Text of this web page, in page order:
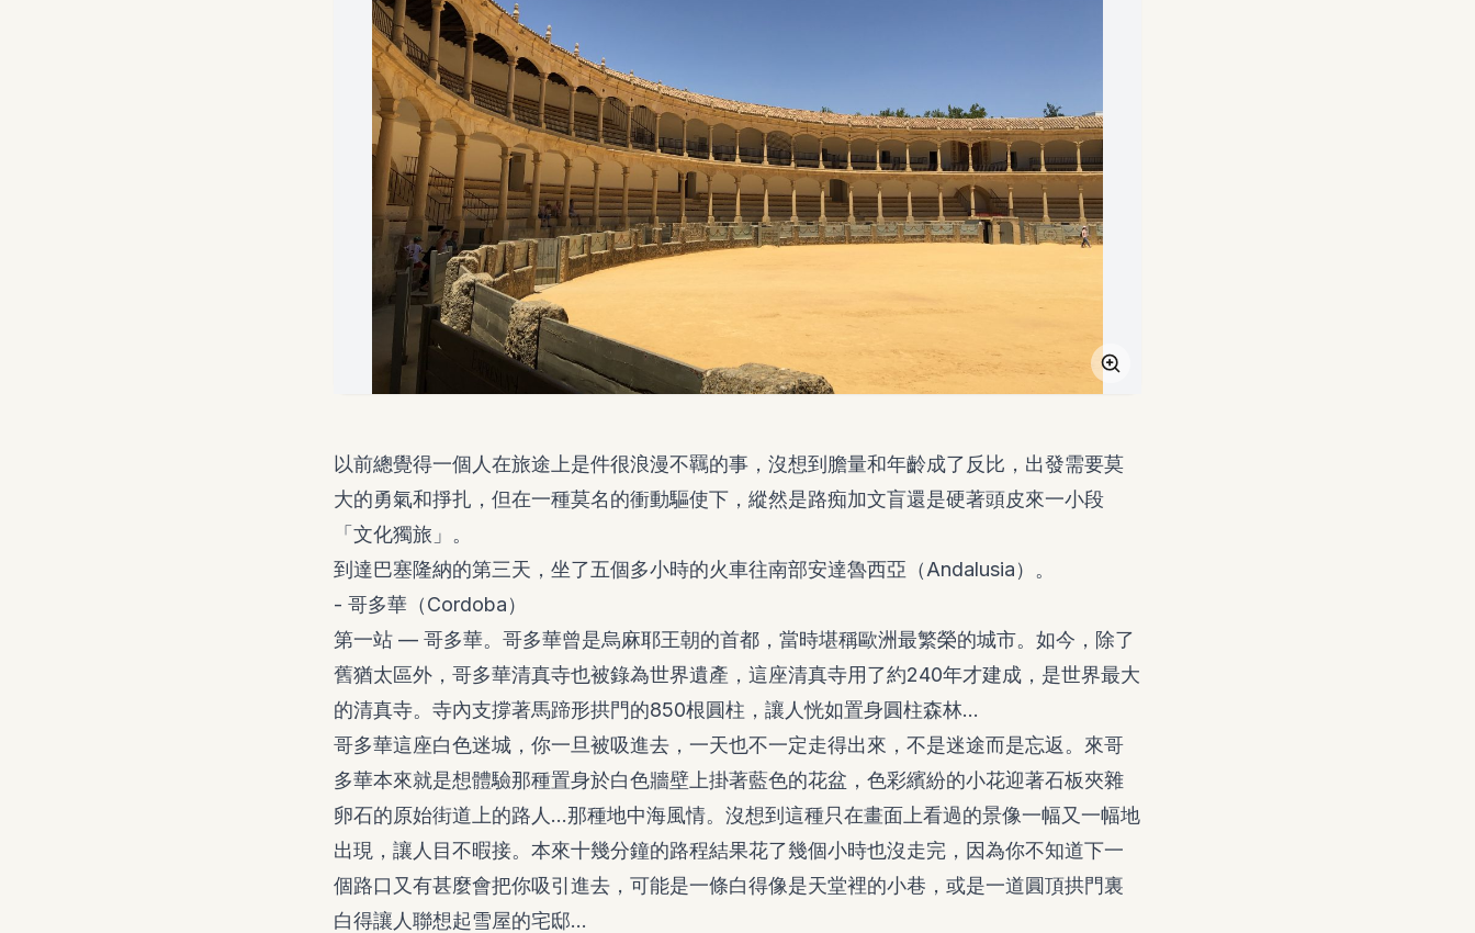
以前總覺得一個人在旅途上是件很浪漫不羈的事，沒想到膽量和年齡成了反比，出發需要莫
大的勇氣和掙扎，但在一種莫名的衝動驅使下，縱然是路痴加文盲還是硬著頭皮來一小段
「文化獨旅」。
到達巴塞隆納的第三天，坐了五個多小時的火車往南部安達魯西亞（Andalusia）。
- 哥多華（Cordoba）
第一站 — 哥多華。哥多華曾是烏麻耶王朝的首都，當時堪稱歐洲最繁榮的城市。如今，除了
舊猶太區外，哥多華清真寺也被錄為世界遺產，這座清真寺用了約240年才建成，是世界最大
的清真寺。寺內支撐著馬蹄形拱門的850根圓柱，讓人恍如置身圓柱森林...
哥多華這座白色迷城，你一旦被吸進去，一天也不一定走得出來，不是迷途而是忘返。來哥
多華本來就是想體驗那種置身於白色牆壁上掛著藍色的花盆，色彩繽紛的小花迎著石板夾雜
卵石的原始街道上的路人…那種地中海風情。沒想到這種只在畫面上看過的景像一幅又一幅地
出現，讓人目不暇接。本來十幾分鐘的路程結果花了幾個小時也沒走完，因為你不知道下一
個路口又有甚麼會把你吸引進去，可能是一條白得像是天堂裡的小巷，或是一道圓頂拱門裏
白得讓人聯想起雪屋的宅邸...